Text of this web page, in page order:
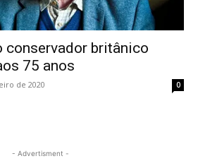
britânico
75 anos
de 2020 0
- Advertisment -